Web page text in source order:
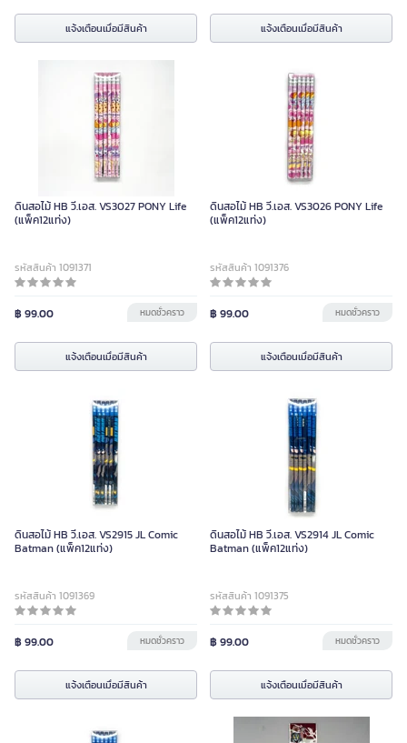
แจ้งเตือนเมื่อมีสินค้า แจ้งเตือนเมื่อมีสินค้า
ดินสอไม้ HB วี.เอส. VS3027 PONY Life
(แพ็ค12แท่ง)
รหัสสินค้า 1091371
฿ 99.00 หมดชั่วคราว
แจ้งเตือนเมื่อมีสินค้า
ดินสอไม้ HB วี.เอส. VS3026 PONY Life
(แพ็ค12แท่ง)
รหัสสินค้า 1091376
฿ 99.00 หมดชั่วคราว
แจ้งเตือนเมื่อมีสินค้า
ดินสอไม้ HB วี.เอส. VS2915 JL Comic
Batman (แพ็ค12แท่ง)
รหัสสินค้า 1091369
฿ 99.00 หมดชั่วคราว
แจ้งเตือนเมื่อมีสินค้า
ดินสอไม้ HB วี.เอส. VS2914 JL Comic
Batman (แพ็ค12แท่ง)
รหัสสินค้า 1091375
฿ 99.00 หมดชั่วคราว
แจ้งเตือนเมื่อมีสินค้า